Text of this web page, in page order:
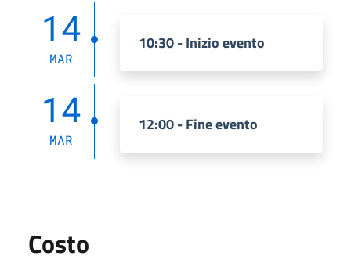
14
MAR
10:30 - Inizio evento
14
MAR
12:00 - Fine evento
Costo